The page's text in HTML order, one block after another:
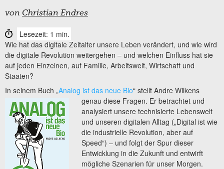
von Christian Endres
Lesezeit: 1 min.
Wie hat das digitale Zeitalter unsere Leben verändert, und wie wird
die digitale Revolution weitergehen – und welchen Einfluss hat sie
auf jeden Einzelnen, auf Familie, Arbeitswelt, Wirtschaft und
Staaten?
In seinem Buch „Analog ist das neue Bio“ stellt Andre Wilkens
genau diese Fragen. Er betrachtet und
analysiert unsere technisierte Lebenswelt
und unseren digitalen Alltag („Digital ist wie
die industrielle Revolution, aber auf
Speed“) – und folgt der Spur dieser
Entwicklung in die Zukunft und entwirft
mögliche Szenarien für unser Morgen.